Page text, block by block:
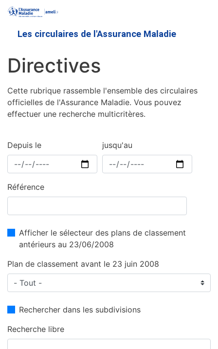
contenu
Les circulaires de l'Assurance Maladie
Directives
Cette rubrique rassemble l'ensemble des circulaires
officielles de l'Assurance Maladie. Vous pouvez
effectuer une recherche multicritères.
Depuis le jusqu'au
Référence
Afficher le sélecteur des plans de classement
antérieurs au 23/06/2008
Plan de classement avant le 23 juin 2008
Rechercher dans les subdivisions
Recherche libre